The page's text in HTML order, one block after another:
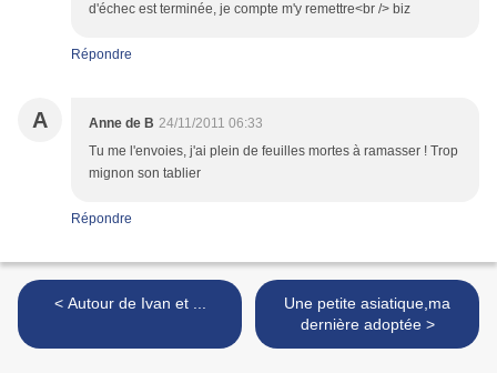
d'échec est terminée, je compte m'y remettre<br /> biz
Répondre
A Anne de B 24/11/2011 06:33
Tu me l'envoies, j'ai plein de feuilles mortes à ramasser ! Trop
mignon son tablier
Répondre
< Autour de Ivan et ...
Une petite asiatique,ma
dernière adoptée >